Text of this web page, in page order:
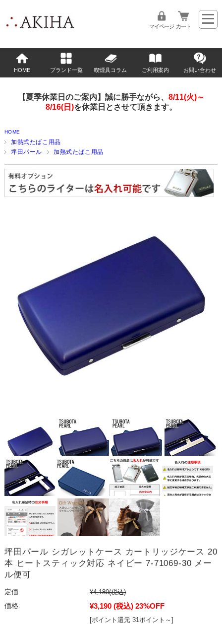
マイページ カート
HOME ブランド一覧 喫煙具コラム ご利用案内 お問い合わせ
【夏季休業日のご案内】誠に勝手ながら、 8/11(火)～
8/16(日)を休業日とさせて頂きます。
HOME
加熱式たばこ用品
坪田パール
加熱式たばこ用品
坪田パール シガレットケース カートリッジケース 20
本 ヒートスティック対応 ネイビー 7-71069-30 メー
ル便可
定価: ¥4,180(税込)
価格:
¥3,190 (税込) 23%OFF
[ポイント還元 31ポイント～]